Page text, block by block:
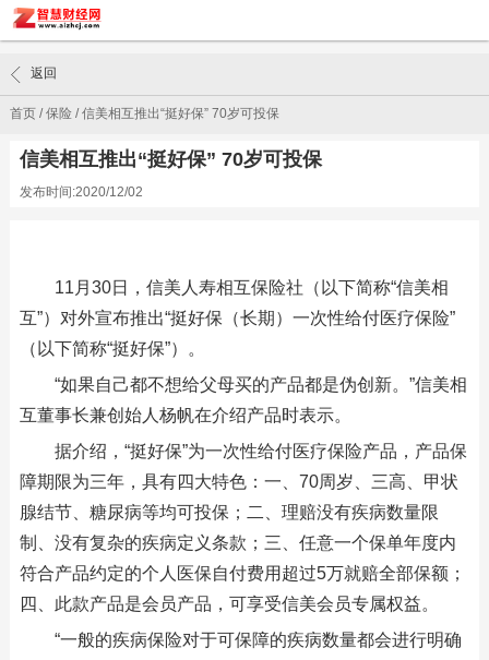
首页/保险/信美相互推出“挺好保” 70岁可投保
返回
信美相互推出“挺好保” 70岁可投保
发布时间:2020/12/02
11月30日，信美人寿相互保险社（以下简称“信美相
互”）对外宣布推出“挺好保（长期）一次性给付医疗保险”
（以下简称“挺好保”）。
“如果自己都不想给父母买的产品都是伪创新。”信美相
互董事长兼创始人杨帆在介绍产品时表示。
据介绍，“挺好保”为一次性给付医疗保险产品，产品保
障期限为三年，具有四大特色：一、70周岁、三高、甲状
腺结节、糖尿病等均可投保；二、理赔没有疾病数量限
制、没有复杂的疾病定义条款；三、任意一个保单年度内
符合产品约定的个人医保自付费用超过5万就赔全部保额；
四、此款产品是会员产品，可享受信美会员专属权益。
“一般的疾病保险对于可保障的疾病数量都会进行明确